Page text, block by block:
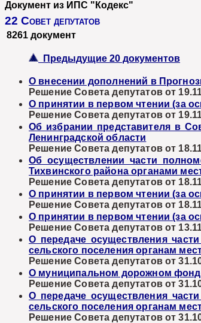
Документ из ИПС "Кодекс"
22 Совет депутатов
8261 документ
Предыдущие 20 документов
О внесении дополнений в
Решение Совета депутатов от
О принятии в первом чтении (за
Решение Совета депутатов от
Об избрании представителя в
Ленинградской области
Решение Совета депутатов от
Об осуществлении части
Тихвинского района органами
Решение Совета депутатов от
О принятии в первом чтении (за
Решение Совета депутатов от
О принятии в первом чтении (за
Решение Совета депутатов от
О передаче осуществления
сельского поселения органам
Решение Совета депутатов от
О муниципальном дорожном
Решение Совета депутатов от
О передаче осуществления
сельского поселения органам
Решение Совета депутатов от